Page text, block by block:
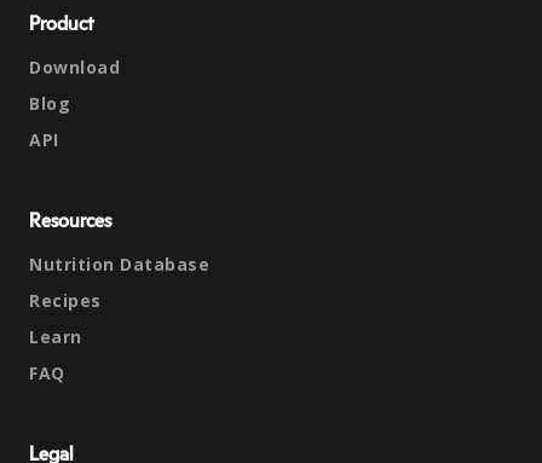
Product
Download
Blog
API
Resources
Nutrition Database
Recipes
Learn
FAQ
Legal